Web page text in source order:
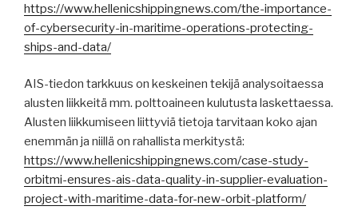
https://www.hellenicshippingnews.com/the-importance-
of-cybersecurity-in-maritime-operations-protecting-
ships-and-data/
AIS-tiedon tarkkuus on keskeinen tekijä analysoitaessa
alusten liikkeitä mm. polttoaineen kulutusta laskettaessa.
Alusten liikkumiseen liittyviä tietoja tarvitaan koko ajan
enemmän ja niillä on rahallista merkitystä:
https://www.hellenicshippingnews.com/case-study-
orbitmi-ensures-ais-data-quality-in-supplier-evaluation-
project-with-maritime-data-for-new-orbit-platform/